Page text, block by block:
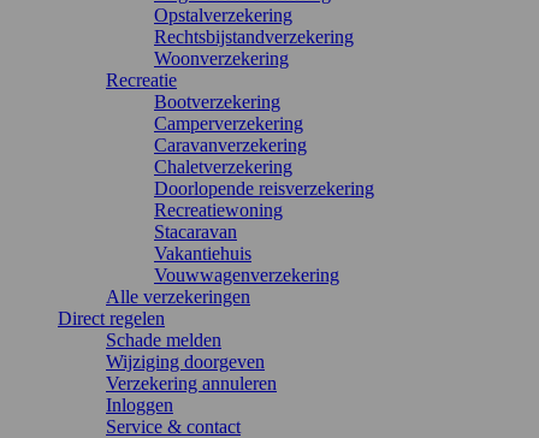
Opstalverzekering
Rechtsbijstandverzekering
Woonverzekering
Recreatie
Bootverzekering
Camperverzekering
Caravanverzekering
Chaletverzekering
Doorlopende reisverzekering
Recreatiewoning
Stacaravan
Vakantiehuis
Vouwwagenverzekering
Alle verzekeringen
Direct regelen
Schade melden
Wijziging doorgeven
Verzekering annuleren
Inloggen
Service & contact